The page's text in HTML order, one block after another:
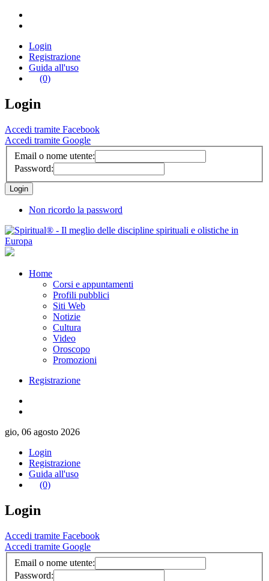
Login
Registrazione
Guida all'uso
(0)
Login
Accedi tramite Facebook
Accedi tramite Google
Email o nome utente:
Password:
Non ricordo la password
Home
Corsi e appuntamenti
Profili pubblici
Siti Web
Notizie
Cultura
Video
Oroscopo
Promozioni
Registrazione
gio, 06 agosto 2026
Login
Registrazione
Guida all'uso
(0)
Login
Accedi tramite Facebook
Accedi tramite Google
Email o nome utente:
Password: